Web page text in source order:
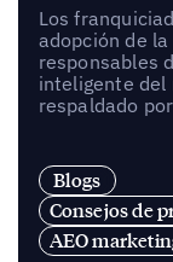
Los
adopción de
responsables
inteligente del
respaldado
Blogs
Consejos de
AEO